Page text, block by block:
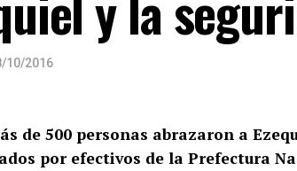
10/2016
de 500 personas abrazaron a
por efectivos de la Prefectura